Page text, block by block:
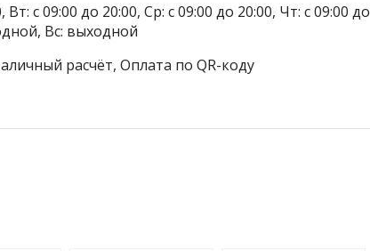
с 09:00 до 20:00, Ср: с 09:00 до 20:00, Чт: с 09:00 до
Вс: выходной
расчёт, Оплата по QR-коду